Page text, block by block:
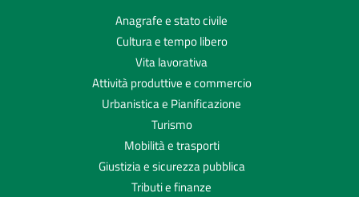
Anagrafe e stato civile
Cultura e tempo libero
Vita lavorativa
Attività produttive e commercio
Urbanistica e Pianificazione
Turismo
Mobilità e trasporti
Giustizia e sicurezza pubblica
Tributi e finanze